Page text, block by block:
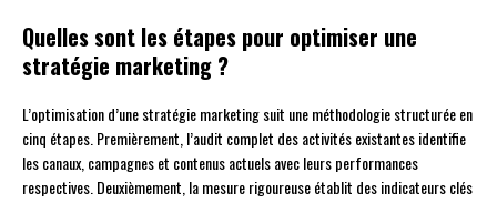
Quelles sont les étapes pour optimiser une
stratégie marketing ?
L’optimisation d’une stratégie marketing suit une méthodologie structurée en
cinq étapes. Premièrement, l’audit complet des activités existantes identifie
les canaux, campagnes et contenus actuels avec leurs performances
respectives. Deuxièmement, la mesure rigoureuse établit des indicateurs clés